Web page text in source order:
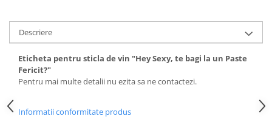
Descriere
Eticheta pentru sticla de vin "Hey Sexy, te bagi la un Paste
Fericit?"
Pentru mai multe detalii nu ezita sa ne contactezi.
Informatii conformitate produs